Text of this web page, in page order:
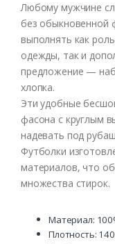
Любому мужчине
без обыкновенной
выполнять как
одежды, так и
предложение —
хлопка.
Эти удобные
фасона с круглым
надевать под
Футболки
материалов, что
множества стирок.
Материал:
Плотность: